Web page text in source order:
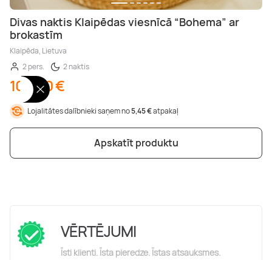
Divas naktis Klaipēdas viesnīcā “Bohema” ar
brokastīm
Klaipēda, Lietuva
2 pers.
2 naktis
109,00 €
Lojalitātes dalībnieki saņem no5,45 €atpakaļ
Apskatīt produktu
VĒRTĒJUMI
Īsti klienti. Īsta pieredze. Īstas atsauksmes.